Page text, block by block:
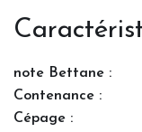
note Bettane :
Contenance :
Cépage :